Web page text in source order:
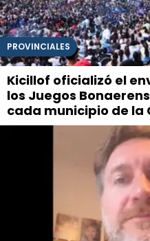
PROVINCIALES
Kicillof oficializó el
los Juegos
cada municipio de la